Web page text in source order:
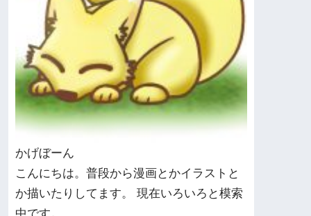
かげぼーん
こんにちは。普段から漫画とかイラストと
か描いたりしてます。 現在いろいろと模索